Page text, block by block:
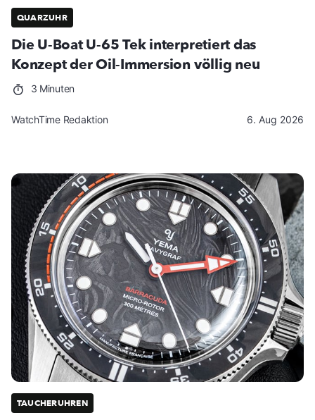
QUARZUHR
Die U-Boat U-65 Tek interpretiert das
Konzept der Oil-Immersion völlig neu
3 Minuten
WatchTime Redaktion 6. Aug 2026
TAUCHERUHREN